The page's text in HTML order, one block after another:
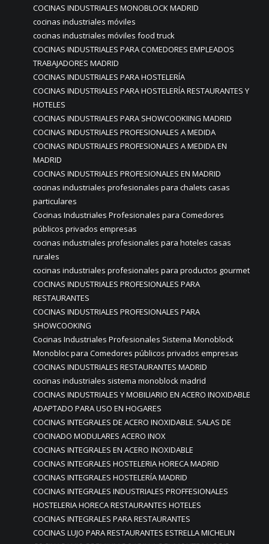
COCINAS INDUSTRIALES MONOBLOCK MADRID
cocinas industriales móviles
cocinas industriales móviles food truck
COCINAS INDUSTRIALES PARA COMEDORES EMPLEADOS
TRABAJADORES MADRID
COCINAS INDUSTRIALES PARA HOSTELERÍA
COCINAS INDUSTRIALES PARA HOSTELERÍA RESTAURANTES Y
HOTELES
COCINAS INDUSTRIALES PARA SHOWCOOKIING MADRID
COCINAS INDUSTRIALES PROFESIONALES A MEDIDA
COCINAS INDUSTRIALES PROFESIONALES A MEDIDA EN
MADRID
COCINAS INDUSTRIALES PROFESIONALES EN MADRID
cocinas industriales profesionales para chalets casas
particulares
Cocinas Industriales Profesionales para Comedores
públicos privados empresas
cocinas industriales profesionales para hoteles casas
rurales
cocinas industriales profesionales para productos gourmet
COCINAS INDUSTRIALES PROFESIONALES PARA
RESTAURANTES
COCINAS INDUSTRIALES PROFESIONALES PARA
SHOWCOOKING
Cocinas Industriales Profesionales Sistema Monoblock
Monobloc para Comedores públicos privados empresas
COCINAS INDUSTRIALES RESTAURANTES MADRID
cocinas industriales sistema monoblock madrid
COCINAS INDUSTRIALES Y MOBILIARIO EN ACERO INOXIDABLE
ADAPTADO PARA USO EN HOGARES
COCINAS INTEGRALES DE ACERO INOXIDABLE. SALAS DE
COCINADO MODULARES ACERO INOX
COCINAS INTEGRALES EN ACERO INOXIDABLE
COCINAS INTEGRALES HOSTELERIA HORECA MADRID
COCINAS INTEGRALES HOSTELERÍA MADRID
COCINAS INTEGRALES INDUSTRIALES PROFFESIONALES
HOSTELERIA HORECA RESTAURANTES HOTELES
COCINAS INTEGRALES PARA RESTAURANTES
COCINAS LUJO PARA RESTAURANTES ESTRELLA MICHELIN